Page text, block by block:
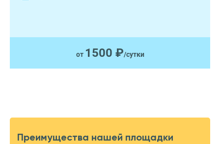
от 1500 ₽/сутки
Преимущества нашей площадки